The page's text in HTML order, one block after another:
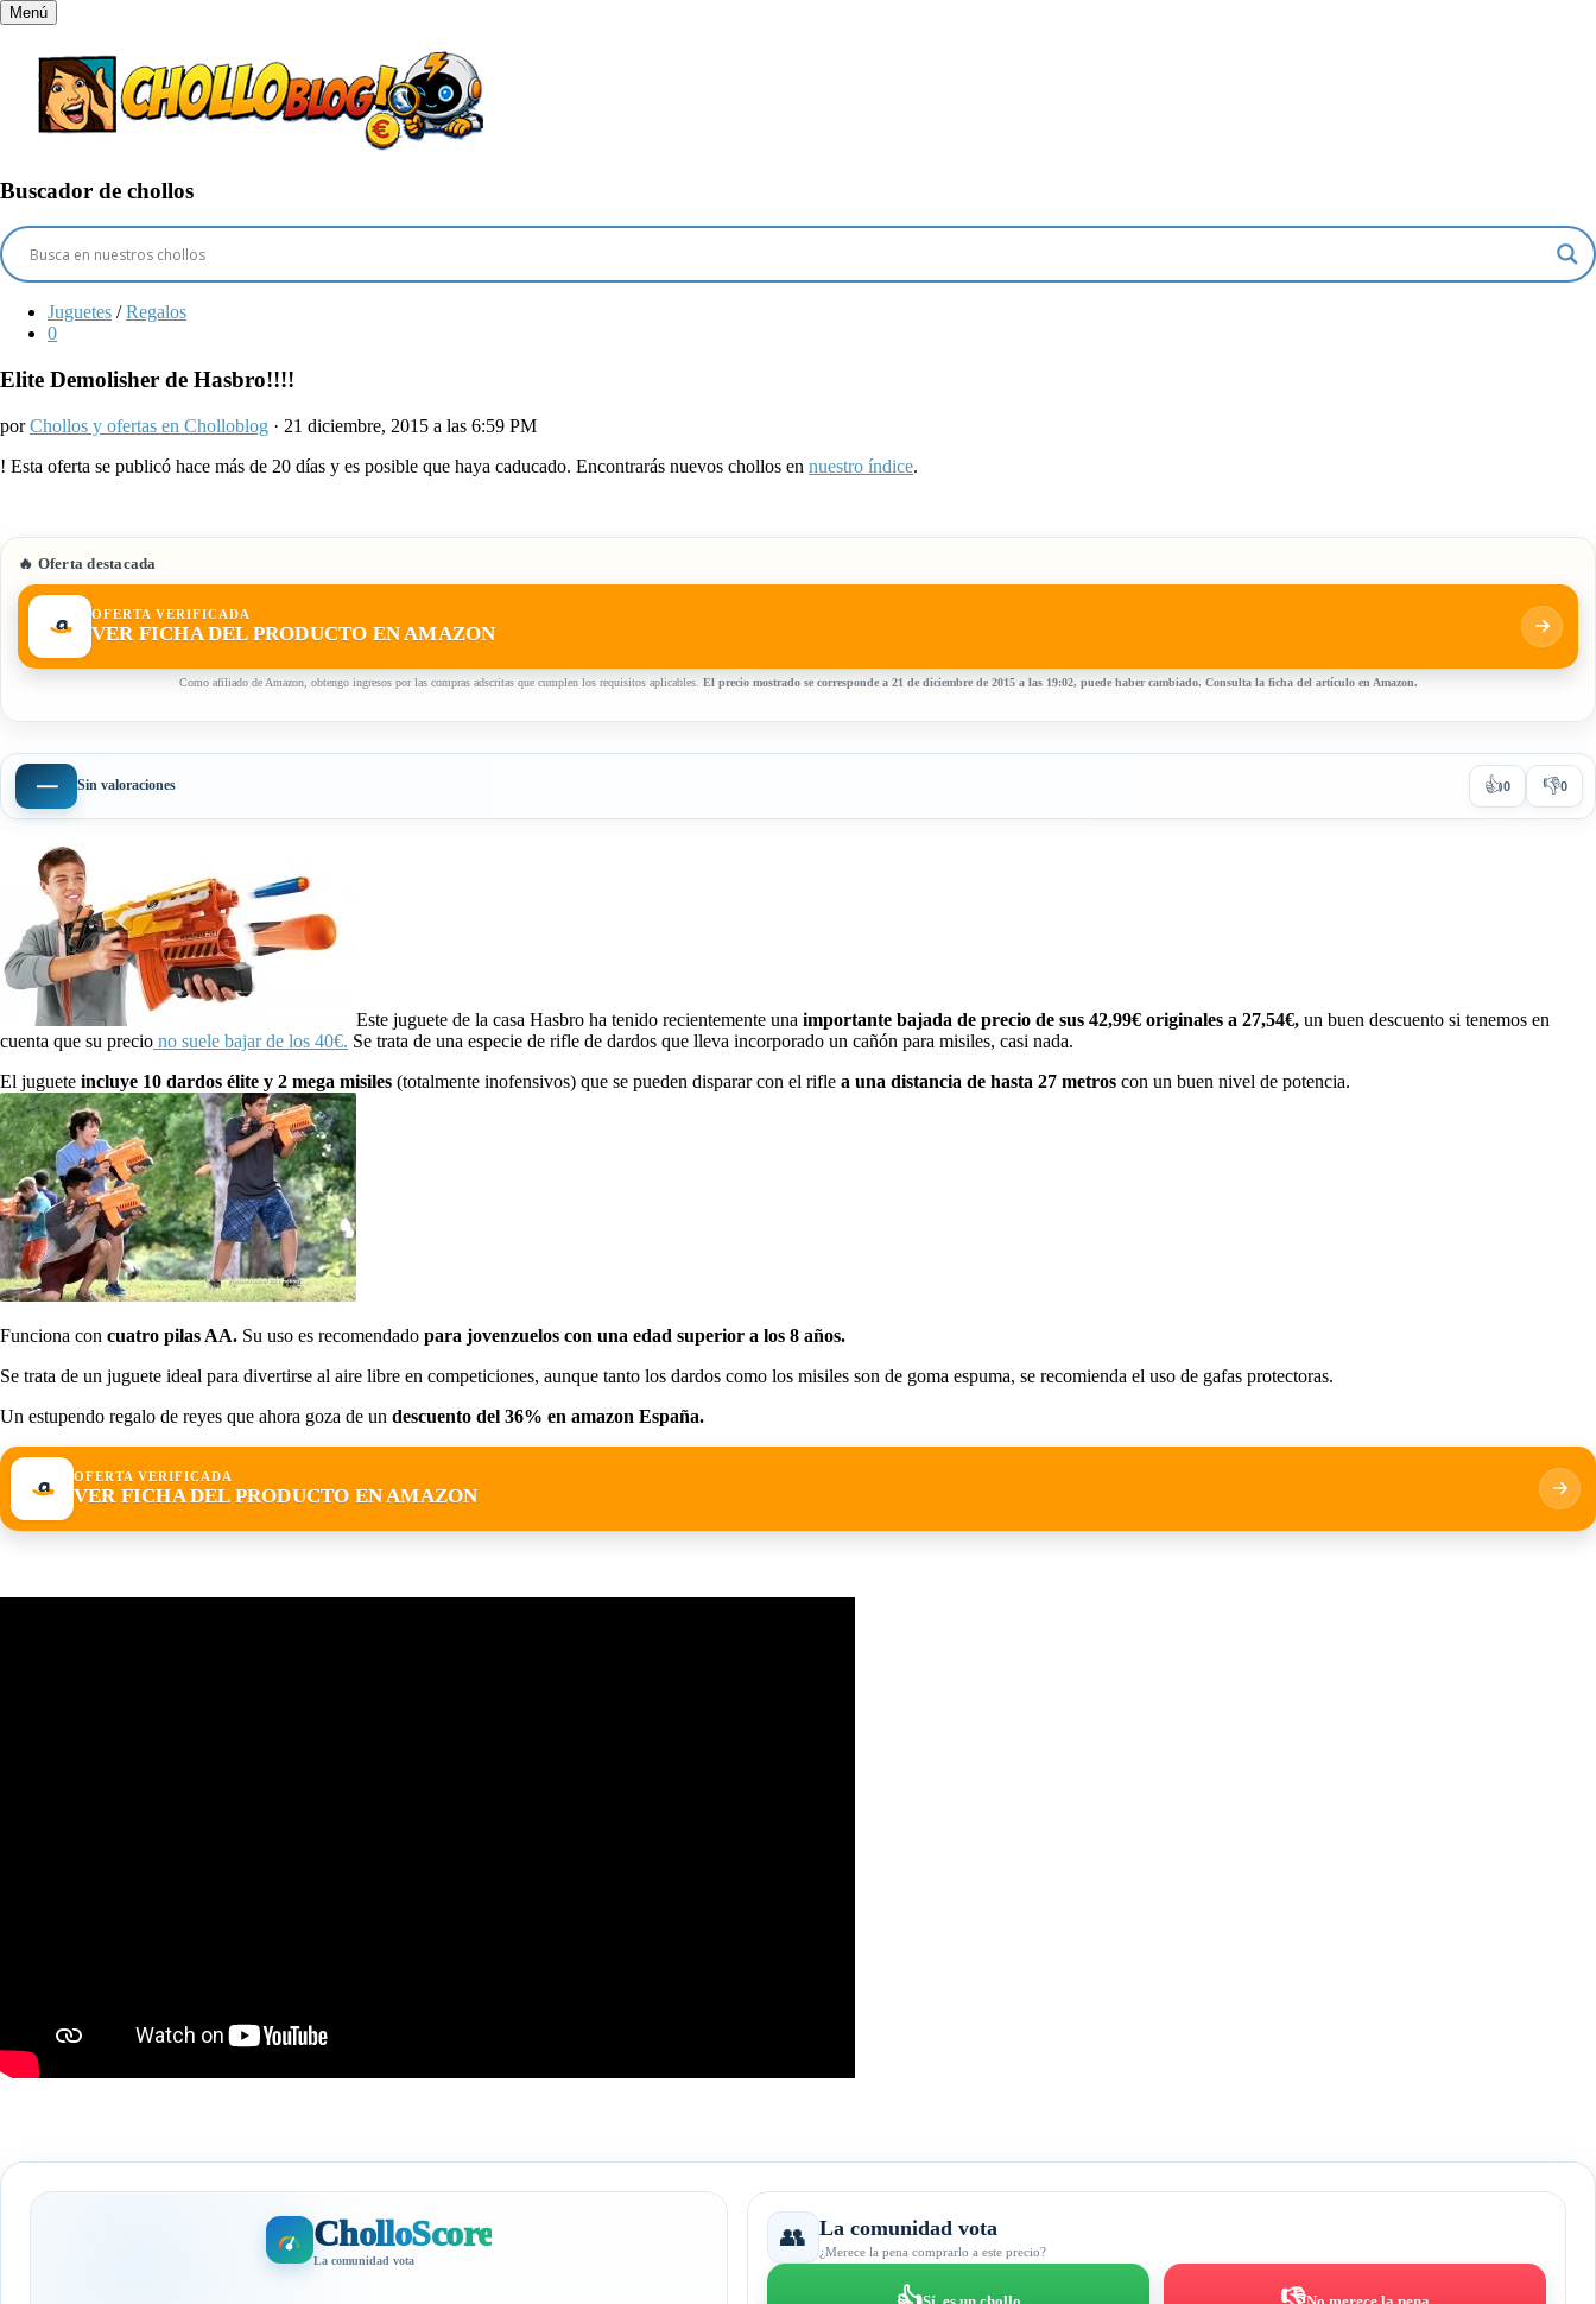
Menú
Buscador de chollos
Juguetes / Regalos
0
Elite Demolisher de Hasbro!!!!
porChollos y ofertas en Cholloblog · 21 diciembre, 2015 a las 6:59 PM
! Esta oferta se publicó hace más de 20 días y es posible que haya caducado. Encontrarás nuevos chollos en nuestro índice.
🔥 Oferta destacada
OFERTA VERIFICADA
VER FICHA DEL PRODUCTO EN AMAZON
Como afiliado de Amazon, obtengo ingresos por las compras adscritas que cumplen los requisitos aplicables. El precio mostrado se corresponde a 21 de diciembre de 2015 a las 19:02, puede haber cambiado. Consulta la ficha del artículo en Amazon.
— Sin valoraciones 👍0 👎0
Este juguete de la casa Hasbro ha tenido recientemente una importante bajada de precio de sus 42,99€ originales a 27,54€, un buen descuento si tenemos en
cuenta que su precio no suele bajar de los 40€. Se trata de una especie de rifle de dardos que lleva incorporado un cañón para misiles, casi nada.
El juguete incluye 10 dardos élite y 2 mega misiles (totalmente inofensivos) que se pueden disparar con el rifle a una distancia de hasta 27 metros con un buen nivel de potencia.
Funciona con cuatro pilas AA. Su uso es recomendado para jovenzuelos con una edad superior a los 8 años.
Se trata de un juguete ideal para divertirse al aire libre en competiciones, aunque tanto los dardos como los misiles son de goma espuma, se recomienda el uso de gafas protectoras.
Un estupendo regalo de reyes que ahora goza de un descuento del 36% en amazon España.
OFERTA VERIFICADA
VER FICHA DEL PRODUCTO EN AMAZON
CholloScore
La comunidad vota
👥 La comunidad vota
¿Merece la pena comprarlo a este precio?